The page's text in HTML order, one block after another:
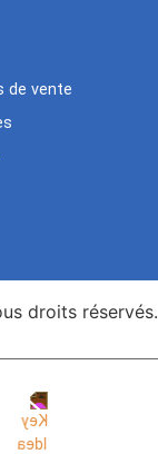
de vente
droits réservés.